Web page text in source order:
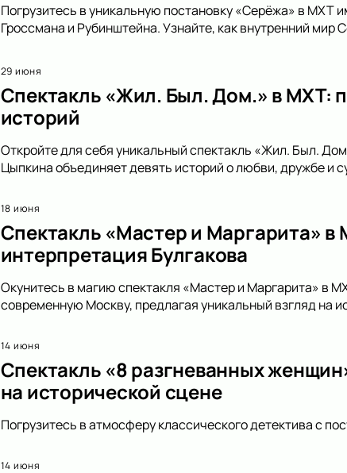
Погрузитесь в уникальную постановку «Серёжа» в МХТ
Гроссмана и Рубинштейна. Узнайте, как внутренний
29 июня
Спектакль «Жил. Был. Дом.» в МХТ:
историй
Откройте для себя уникальный спектакль «Жил. Был.
Цыпкина объединяет девять историй о любви, дружбе и
18 июня
Спектакль «Мастер и Маргарита»
интерпретация Булгакова
Окунитесь в магию спектакля «Мастер и Маргарита» в
современную Москву, предлагая уникальный взгляд на
14 июня
Спектакль «8 разгневанных
на исторической сцене
Погрузитесь в атмосферу классического детектива с
14 июня